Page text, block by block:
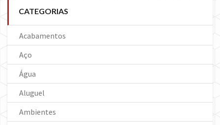
CATEGORIAS
Acabamentos
Aço
Água
Aluguel
Ambientes